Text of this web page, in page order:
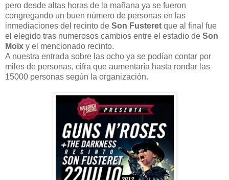
pero desde altas horas de la mañana ya se fueron
congregando un buen número de personas en las
inmediaciones del recinto de Son Fusteret que al final fue
el elegido tras numerosos cambios entre el estadio de Son
Moix y el mencionado recinto.
A nuestra entrada sobre las ocho ya se podían contar por
miles de personas, cifra que aumentaría hasta rondar las
15000 personas según la organización.